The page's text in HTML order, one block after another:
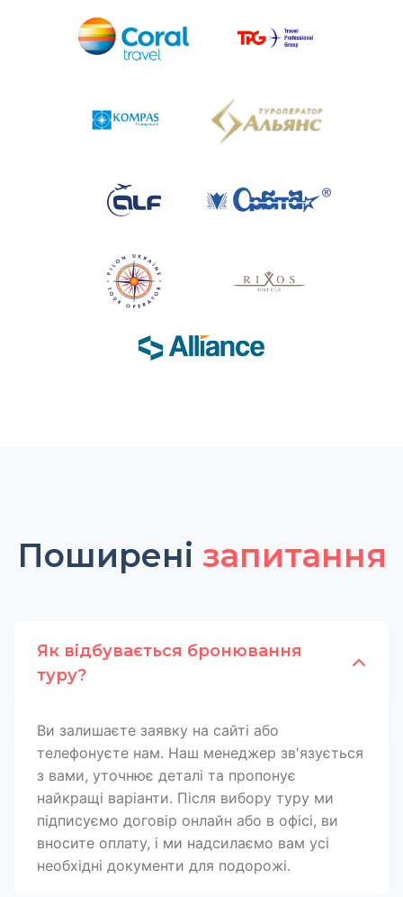
Поширені запитання
Як відбувається бронювання
туру?
Ви залишаєте заявку на сайті або
телефонуєте нам. Наш менеджер зв'язується
з вами, уточнює деталі та пропонує
найкращі варіанти. Після вибору туру ми
підписуємо договір онлайн або в офісі, ви
вносите оплату, і ми надсилаємо вам усі
необхідні документи для подорожі.